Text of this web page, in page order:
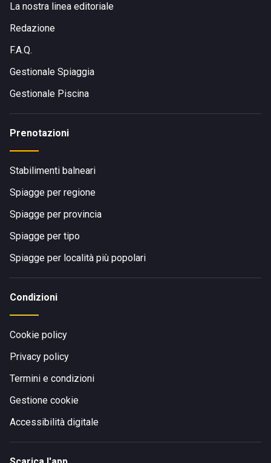
La nostra linea editoriale
Redazione
F.A.Q.
Gestionale Spiaggia
Gestionale Piscina
Prenotazioni
Stabilimenti balneari
Spiagge per regione
Spiagge per provincia
Spiagge per tipo
Spiagge per località più popolari
Condizioni
Cookie policy
Privacy policy
Termini e condizioni
Gestione cookie
Accessibilità digitale